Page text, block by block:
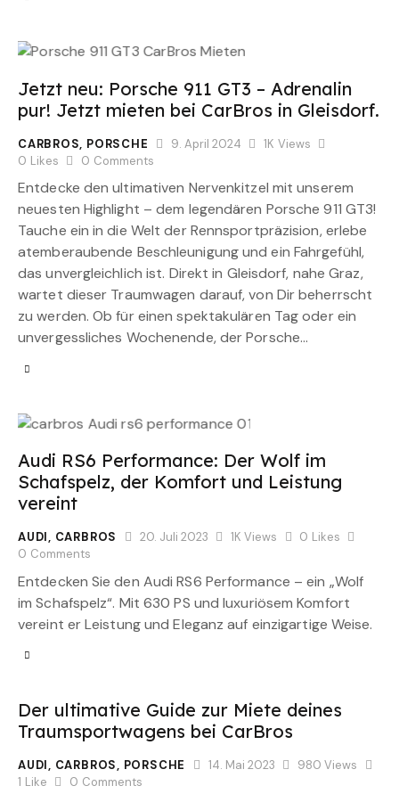
Jetzt neu: Porsche 911 GT3 – Adrenalin
pur! Jetzt mieten bei CarBros in Gleisdorf.
CARBROS, PORSCHE 9. April 2024 1K Views
0 Likes 0 Comments
Entdecke den ultimativen Nervenkitzel mit unserem
neuesten Highlight – dem legendären Porsche 911 GT3!
Tauche ein in die Welt der Rennsportpräzision, erlebe
atemberaubende Beschleunigung und ein Fahrgefühl,
das unvergleichlich ist. Direkt in Gleisdorf, nahe Graz,
wartet dieser Traumwagen darauf, von Dir beherrscht
zu werden. Ob für einen spektakulären Tag oder ein
unvergessliches Wochenende, der Porsche…
Audi RS6 Performance: Der Wolf im
Schafspelz, der Komfort und Leistung
vereint
AUDI, CARBROS 20. Juli 2023 1K Views 0 Likes
0 Comments
Entdecken Sie den Audi RS6 Performance – ein „Wolf
im Schafspelz“. Mit 630 PS und luxuriösem Komfort
vereint er Leistung und Eleganz auf einzigartige Weise.
Der ultimative Guide zur Miete deines
Traumsportwagens bei CarBros
AUDI, CARBROS, PORSCHE 14. Mai 2023 980 Views
1 Like 0 Comments